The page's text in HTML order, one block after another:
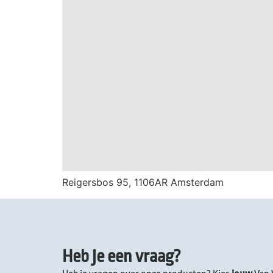
Reigersbos 95, 1106AR Amsterdam
Heb je een vraag?